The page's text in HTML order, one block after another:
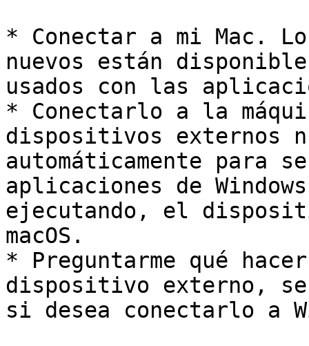
* Conectar a mi Mac.
nuevos están
usados con las
* Conectarlo a la
dispositivos externos
automáticamente para
aplicaciones de
ejecutando, el
macOS.
* Preguntarme qué
dispositivo externo,
si desea conectarlo a